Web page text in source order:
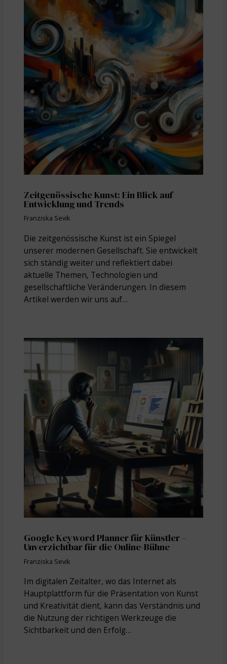
Zeitgenössische Kunst: Ein Blick auf
Entwicklung und Trends
Franziska Sevik
Die zeitgenössische Kunst ist ein Spiegel
unserer modernen Gesellschaft. Sie entwickelt
sich ständig weiter und reflektiert dabei
aktuelle Themen, Technologien und
gesellschaftliche Veränderungen. In diesem
Artikel werden wir uns auf…
Google Keyword Planner für Künstler –
Unverzichtbar für die Online-Bühne
Franziska Sevik
Im digitalen Zeitalter, wo das Internet als
Hauptplattform für die Präsentation von Kunst
und Kreativität dient, kann das Verständnis und
die Nutzung der richtigen Werkzeuge die
Sichtbarkeit und den Erfolg…